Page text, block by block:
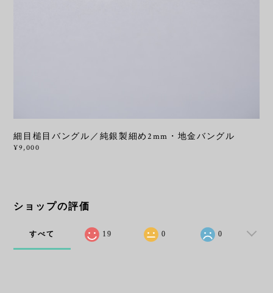
細目槌目バングル／純銀製細め2mm・地金バングル
¥9,000
ショップの評価
すべて 19 0 0